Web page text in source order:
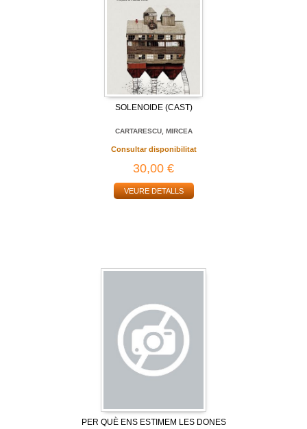
SOLENOIDE (CAST)
CARTARESCU, MIRCEA
Consultar disponibilitat
30,00 €
VEURE DETALLS
PER QUÈ ENS ESTIMEM LES DONES